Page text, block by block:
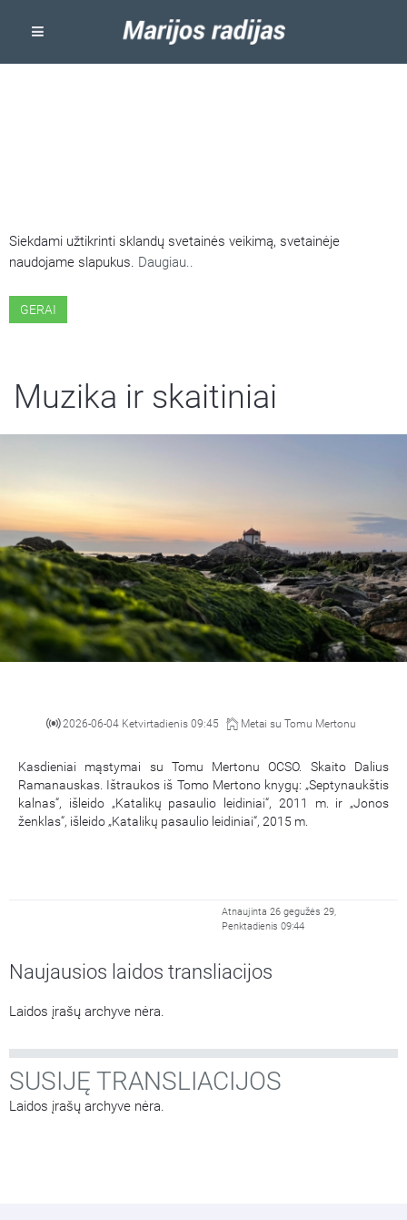
Siekdami užtikrinti sklandų svetainės veikimą, svetainėje
naudojame slapukus. Daugiau..
GERAI
Muzika ir skaitiniai
2026-06-04 Ketvirtadienis 09:45 Metai su Tomu Mertonu
Kasdieniai mąstymai su Tomu Mertonu OCSO. Skaito Dalius
Ramanauskas. Ištraukos iš Tomo Mertono knygų: „Septynaukštis
kalnas“, išleido „Katalikų pasaulio leidiniai“, 2011 m. ir „Jonos
ženklas“, išleido „Katalikų pasaulio leidiniai“, 2015 m.
Atnaujinta 26 gegužės 29,
Penktadienis 09:44
Naujausios laidos transliacijos
Laidos įrašų archyve nėra.
SUSIJĘ TRANSLIACIJOS
Laidos įrašų archyve nėra.